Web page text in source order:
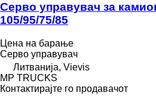
Серво управувач за
105/95/75/85
Цена на барање
Серво управувач
Литванија, Vievis
MP TRUCKS
Контактирајте го продавачот